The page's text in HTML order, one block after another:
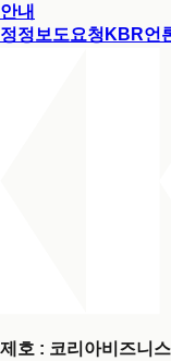
안내
정정보도요청 KBR언
제호 : 코리아비즈니